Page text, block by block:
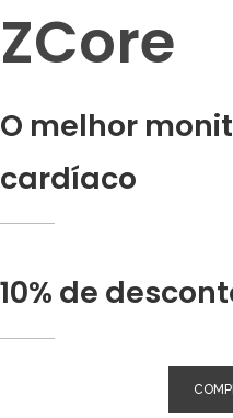
ZCore
O melhor
cardíaco
10% de